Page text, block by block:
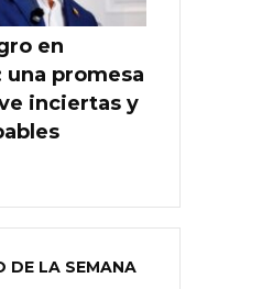
en
promesa
inciertas y
DE LA SEMANA